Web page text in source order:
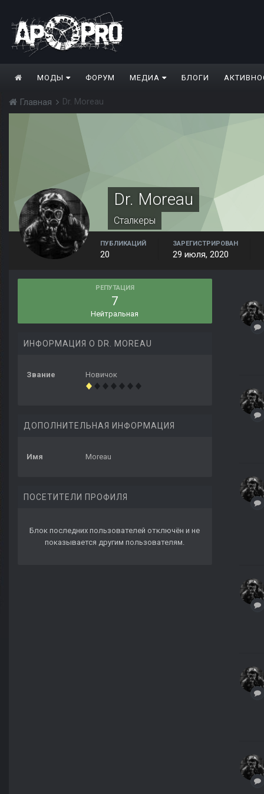
МОДЫ ФОРУМ МЕДИА БЛОГИ
Главная Dr. Moreau
Dr. Moreau
Сталкеры
ПУБЛИКАЦИЙ
20
ЗАРЕГИСТРИРОВАН
29 июля, 2020
РЕПУТАЦИЯ
7
Нейтральная
ИНФОРМАЦИЯ О DR. MOREAU
Звание Новичок
ДОПОЛНИТЕЛЬНАЯ ИНФОРМАЦИЯ
Имя Moreau
ПОСЕТИТЕЛИ ПРОФИЛЯ
Блок последних пользователей отключён и не
показывается другим пользователям.